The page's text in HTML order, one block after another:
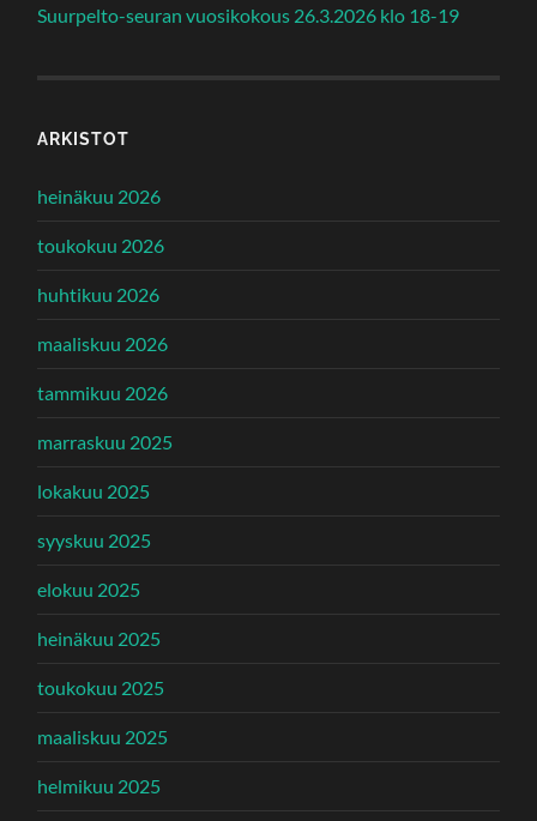
Suurpelto-seuran vuosikokous 26.3.2026 klo 18-19
ARKISTOT
heinäkuu 2026
toukokuu 2026
huhtikuu 2026
maaliskuu 2026
tammikuu 2026
marraskuu 2025
lokakuu 2025
syyskuu 2025
elokuu 2025
heinäkuu 2025
toukokuu 2025
maaliskuu 2025
helmikuu 2025